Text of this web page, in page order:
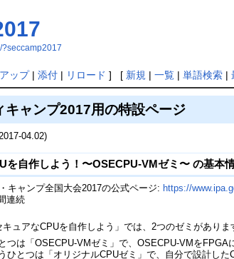
?seccamp2017
ップ| 添付| リロード ] [ 新規 | 一覧| 単語検索|
キャンプ2017用の特設ページ
2017-04.02)
を自作しよう！〜OSECPU-VMゼミ〜 の基本
キャンプ全国大会2017の公式ページ: https://
連続
キュアなCPUを自作しよう」では、2つのゼミがありま
つは「OSECPU-VMゼミ」で、OSECPU-VMをFPGA
ひとつは「オリジナルCPUゼミ」で、自分で設計し